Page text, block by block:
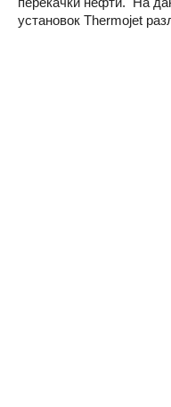
установок Thermojet